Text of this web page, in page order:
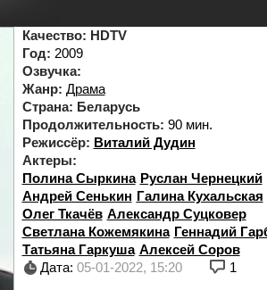
Качество: HDTV
Год: 2009
Озвучка:
Жанр: Драма
Страна: Беларусь
Продолжительность: 90 мин.
Режиссёр: Виталий Дудин
Актеры:
Полина Сыркина Руслан Чернецкий
Андрей Сенькин Галина Кухальская
Олег Ткачёв Александр Суцковер
Светлана Кожемякина Геннадий
Татьяна Гаркуша Алексей Соров
Дата: 05-01-2022, 15:20 1